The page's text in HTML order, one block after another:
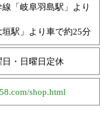
「岐阜羽島駅」より
駅」より車で約25分
日・日曜日定休
shop.html